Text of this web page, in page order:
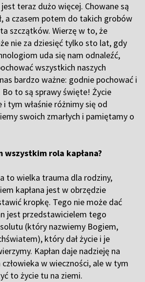
teraz dużo więcej. Chowane są
a czasem potem do takich grobów
szczątków. Wierzę w to, że
nie za dziesięć tylko sto lat, gdy
uda się nam odnaleźć,
wszystkich naszych
bardzo ważne: godnie pochować i
Bo to są sprawy święte! Życie
tym właśnie różnimy się od
swoich zmarłych i pamiętamy o
rola kapłana?
to wielka trauma dla rodziny,
kapłana jest w obrzędzie
kropkę. Tego nie może dać
jest przedstawicielem tego
(który nazwiemy Bogiem,
który dał życie i je
Kapłan daje nadzieję na
człowieka w wieczności, ale w tym
to życie tu na ziemi.